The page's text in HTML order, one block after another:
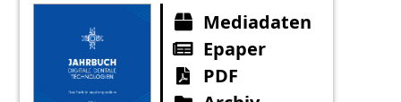
Mediadaten
Epaper
PDF